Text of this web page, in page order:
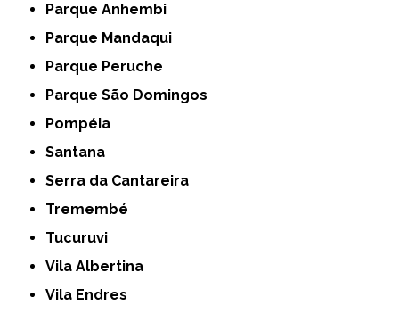
Parque Anhembi
Parque Mandaqui
Parque Peruche
Parque São Domingos
Pompéia
Santana
Serra da Cantareira
Tremembé
Tucuruvi
Vila Albertina
Vila Endres